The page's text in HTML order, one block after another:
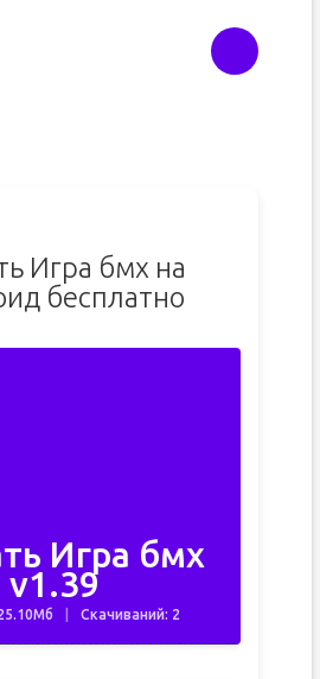
Игра бмх на
бесплатно
Игра бмх
v1.39
Скачиваний: 2